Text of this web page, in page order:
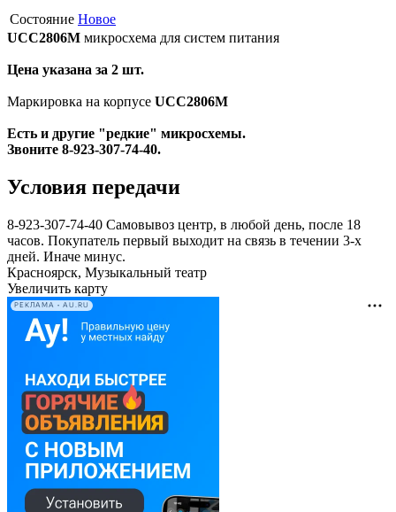
Состояние Новое
UCC2806M микросхема для систем питания
Цена указана за 2 шт.
Маркировка на корпусе UCC2806M
Есть и другие "редкие" микросхемы.
Звоните 8-923-307-74-40.
Условия передачи
8-923-307-74-40 Самовывоз центр, в любой день, после 18
часов. Покупатель первый выходит на связь в течении 3-х
дней. Иначе минус.
Красноярск, Музыкальный театр
Увеличить карту
РЕКЛАМА • AU.RU